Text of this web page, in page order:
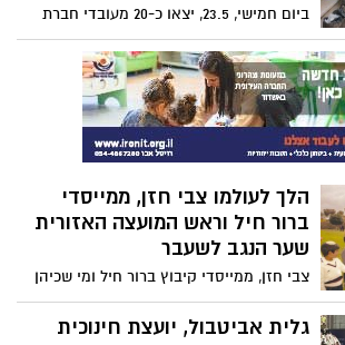
ביום חמישי, 23.5, יצאו כ-20 מעובדי חברת
קורום הנדסה וניהול ורימון סביבה ונוף,
לפרויקט התנדבות של שדרוג החצר וחזית
המבנה של בית החיילים הבודדים בקיבוץ
ארז. בית החיילים הבודדים שייך לפרויקט
גרעין צבר של התנועה הקיבוצית ומתגוררים
בו חיילים בודדים שמגיעים מחו"ל. הבית נועד
חם ונעים עבורם במהלך שירותם הצבאי.
הלך לעולמו צבי חזן, ממייסדי
ברור חיל וראש המועצה האזורית
שער הנגב לשעבר
צבי חזן, ממייסדי קיבוץ ברור חיל ומי שכיהן
כראש המועצה האזורית שער הנגב בין השנים
1974 ל-1988, נפטר היום בגיל 93. חזן היה
גלית אביטבול, יועצת חינוכית